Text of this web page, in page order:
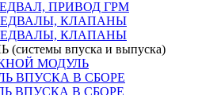
ПРИВОД ГРМ
КЛАПАНЫ
КЛАПАНЫ
впуска и выпуска)
МОДУЛЬ
ВПУСКА В СБОРЕ
ВПУСКА В СБОРЕ